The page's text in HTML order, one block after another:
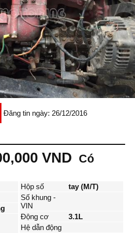
Đăng tin ngày: 26/12/2016
VND
Có
Hộp số
tay (M/T)
Số khung -
VIN
Động cơ
3.1L
Hệ dẫn động